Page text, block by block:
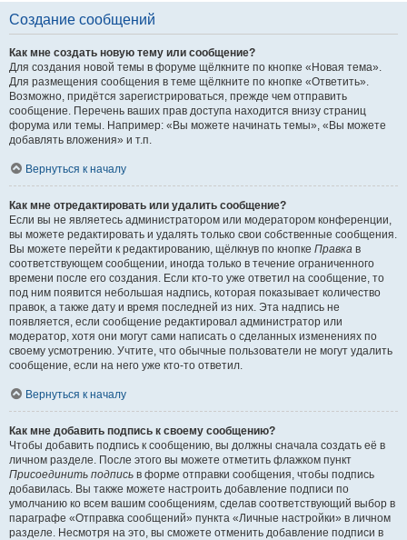
Создание сообщений
Как мне создать новую тему или сообщение?
Для создания новой темы в форуме щёлкните по кнопке «Новая тема».
Для размещения сообщения в теме щёлкните по кнопке «Ответить».
Возможно, придётся зарегистрироваться, прежде чем отправить
сообщение. Перечень ваших прав доступа находится внизу страниц
форума или темы. Например: «Вы можете начинать темы», «Вы можете
добавлять вложения» и т.п.
Вернуться к началу
Как мне отредактировать или удалить сообщение?
Если вы не являетесь администратором или модератором конференции,
вы можете редактировать и удалять только свои собственные сообщения.
Вы можете перейти к редактированию, щёлкнув по кнопке Правка в
соответствующем сообщении, иногда только в течение ограниченного
времени после его создания. Если кто-то уже ответил на сообщение, то
под ним появится небольшая надпись, которая показывает количество
правок, а также дату и время последней из них. Эта надпись не
появляется, если сообщение редактировал администратор или
модератор, хотя они могут сами написать о сделанных изменениях по
своему усмотрению. Учтите, что обычные пользователи не могут удалить
сообщение, если на него уже кто-то ответил.
Вернуться к началу
Как мне добавить подпись к своему сообщению?
Чтобы добавить подпись к сообщению, вы должны сначала создать её в
личном разделе. После этого вы можете отметить флажком пункт
Присоединить подпись в форме отправки сообщения, чтобы подпись
добавилась. Вы также можете настроить добавление подписи по
умолчанию ко всем вашим сообщениям, сделав соответствующий выбор в
параграфе «Отправка сообщений» пункта «Личные настройки» в личном
разделе. Несмотря на это, вы сможете отменить добавление подписи в